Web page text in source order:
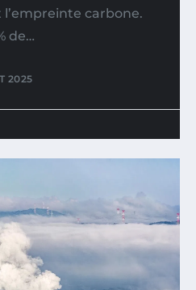
carbone.
de…
2025